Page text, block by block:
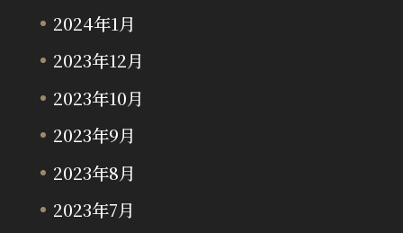
2024年1月
2023年12月
2023年10月
2023年9月
2023年8月
2023年7月